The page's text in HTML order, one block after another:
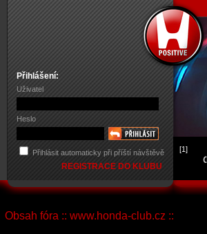
Přihlášení:
Uživatel
Heslo
Přihlásit automaticky při příští návštěvě
REGISTRACE DO KLUBU
[1]
Obsah fóra :: www.honda-club.cz ::